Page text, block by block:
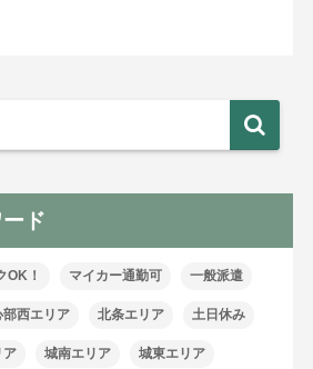
ド
OK！ マイカー通勤可 一般派遣
部西エリア 北条エリア 土日休み
ア 城南エリア 城東エリア